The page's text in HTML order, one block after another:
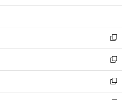
開
ウ
開
く
ン
ウ
で
開
く
ウ
ン
ド
ウ
で
開
く
新
し
い
ウ
ィ
ン
新
し
い
ウ
新
し